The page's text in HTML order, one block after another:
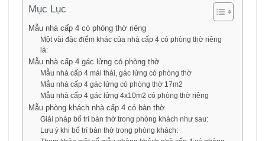
Mục Lục
Mẫu nhà cấp 4 có phòng thờ riêng
Một vài đặc điểm khác của nhà cấp 4 có phòng thờ riêng
là:
Mẫu nhà cấp 4 gác lửng có phòng thờ
Mẫu nhà cấp 4 mái thái, gác lửng có phòng thờ
Mẫu nhà cấp 4 gác lửng có phòng thờ 17m2
Mẫu nhà cấp 4 gác lửng 4x10m2 có phòng thờ riêng
Mẫu phòng khách nhà cấp 4 có bàn thờ
Giải pháp bố trí bàn thờ trong phòng khách như sau:
Lưu ý khi bố trí bàn thờ trong phòng khách: